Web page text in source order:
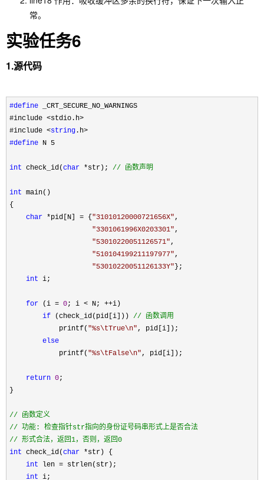
常。
实验任务6
1.源代码
#define _CRT_SECURE_NO_WARNINGS
#include <stdio.h>
#include <string
#define N 5
int check_id(char *str); // 函数声明
int main()
{
char *pid[N] = { "31010120000721656X",
"3301061996X0203301",
"53010220051126571",
"510104199211197977",
"53010220051126133Y" };
int i;
for (i = 0; i < N; ++i)
if (check_id(pid[i])) // 函数调用
            printf(
"%s\tTrue\n", pid[i]);
else
            printf(
"%s\tFalse\n", pid[i]);
return 0;
}
//
//
// 形式合法，返回1，否则，返回0
int check_id(char *str) {
int len = strlen(str);
int i;